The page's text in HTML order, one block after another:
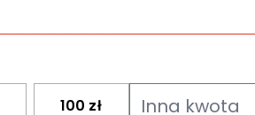
100 zł